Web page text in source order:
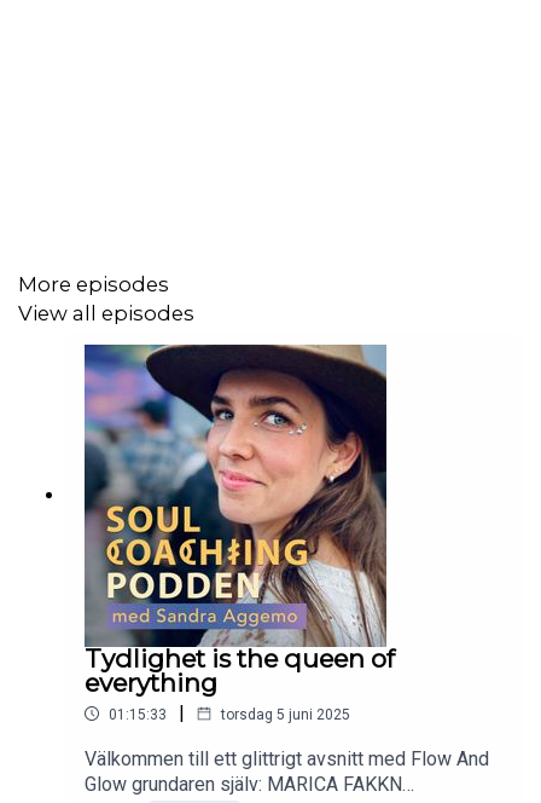
All kärlek
Sandra Aggemo
Coach - Föreläsare - Doula
Välkommen till min Instagram
Eller varför inte kolla in hemsidan?
More episodes
View all episodes
Tydlighet is the queen of
everything
01:15:33 | torsdag 5 juni 2025
Välkommen till ett glittrigt avsnitt med Flow And
Glow grundaren själv: MARICA FAKKN